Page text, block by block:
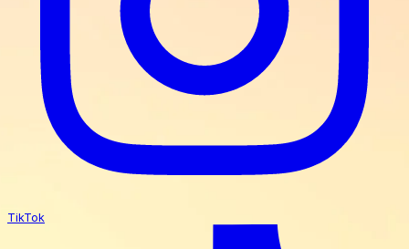
TikTok